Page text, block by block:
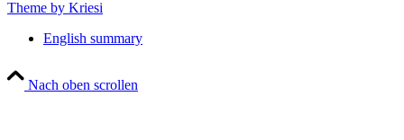
Theme by Kriesi
English summary
Nach oben scrollen